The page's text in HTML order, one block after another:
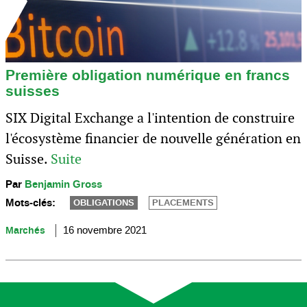
Première obligation numérique en francs
suisses
SIX Digital Exchange a l'intention de construire
l'écosystème financier de nouvelle génération en
Suisse. Suite
Par Benjamin Gross
Mots-clés:
OBLIGATIONS PLACEMENTS
Marchés 16 novembre 2021